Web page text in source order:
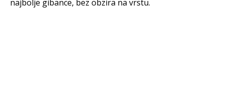
najbolje gibance, bez obzira na vrstu.